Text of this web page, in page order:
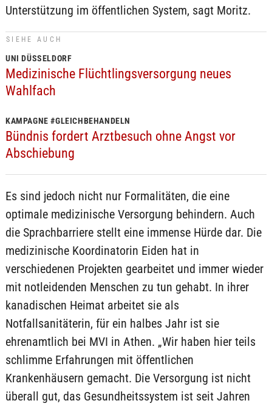
Unterstützung im öffentlichen System, sagt Moritz.
SIEHE AUCH
UNI DÜSSELDORF
Medizinische Flüchtlingsversorgung neues
Wahlfach
KAMPAGNE #GLEICHBEHANDELN
Bündnis fordert Arztbesuch ohne Angst vor
Abschiebung
Es sind jedoch nicht nur Formalitäten, die eine
optimale medizinische Versorgung behindern. Auch
die Sprachbarriere stellt eine immense Hürde dar. Die
medizinische Koordinatorin Eiden hat in
verschiedenen Projekten gearbeitet und immer wieder
mit notleidenden Menschen zu tun gehabt. In ihrer
kanadischen Heimat arbeitet sie als
Notfallsanitäterin, für ein halbes Jahr ist sie
ehrenamtlich bei MVI in Athen. „Wir haben hier teils
schlimme Erfahrungen mit öffentlichen
Krankenhäusern gemacht. Die Versorgung ist nicht
überall gut, das Gesundheitssystem ist seit Jahren